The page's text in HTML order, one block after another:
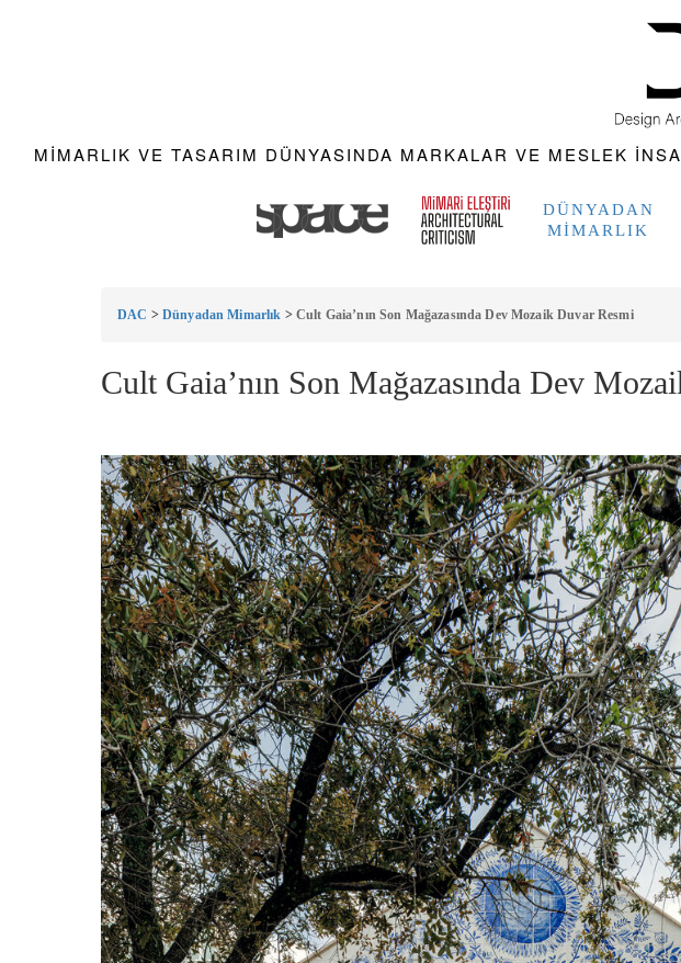
MIMARLIK VE TASARIM DÜNYASINDA MARKALAR VE MESLEK
DÜNYADAN
MIMARLIK
DAC > Dünyadan Mimarlık > Cult Gaia’nın Son Mağazasında Dev Mozaik Duvar Resmi
Cult Gaia’nın Son Mağazasında Dev